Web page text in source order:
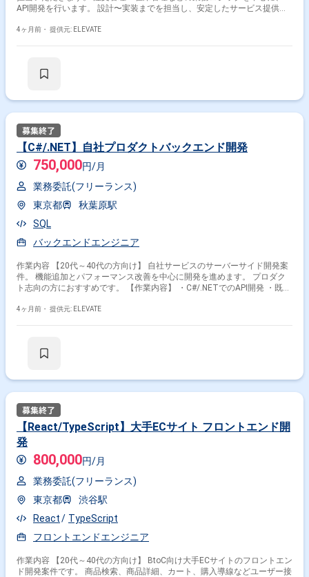
API開発を行います。 設計〜実装までを担当し、安定したサービス提供を
文・在庫管理機能の実装 ・既存機能の改善・リファクタ ・テストコード
4ヶ月前・ 提供元: ELEVATE
【C#/.NET】自社プロダクトバックエンド開発
750,000円/月
業務委託(フリーランス)
東京都
秋葉原駅
SQL
バックエンドエンジニア
作業内容 【20代～40代の方向け】 自社サービスのサーバーサイド開発案
件。 機能追加とパフォーマンス改善を中心に開発を進めます。 プロダク
ト志向の方におすすめです。 【作業内容】 ・C#/.NETでのAPI開発 ・既存
リリース対応
4ヶ月前・ 提供元: ELEVATE
【React/TypeScript】大手ECサイト フロントエンド開
発
800,000円/月
業務委託(フリーランス)
東京都
渋谷駅
React
TypeScript
フロントエンドエンジニア
作業内容 【20代～40代の方向け】 BtoC向け大手ECサイトのフロントエン
ド開発案件です。 商品検索、商品詳細、カート、購入導線などユーザー接